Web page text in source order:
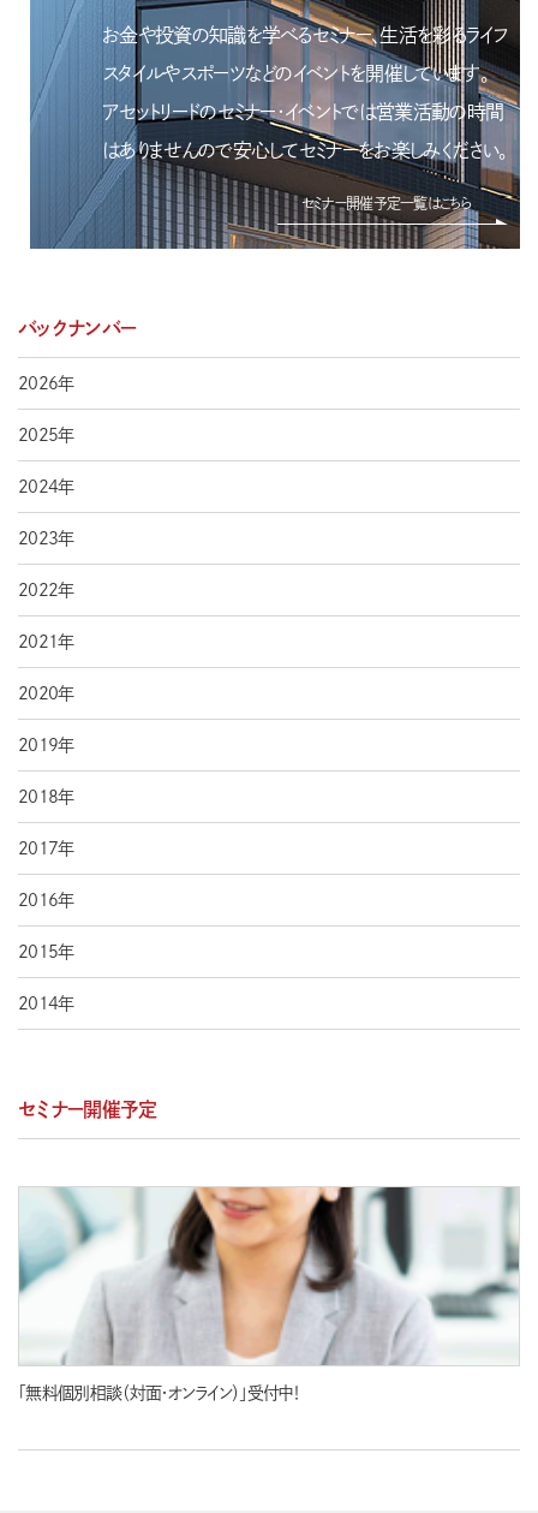
お金や投資の知識を学べるセミナー、生活を彩るライフ
スタイルやスポーツなどのイベントを開催しています。
アセットリードのセミナー・イベントでは営業活動の時間
はありませんので安心してセミナーをお楽しみください。
セミナー開催予定一覧はこちら
バックナンバー
2026年
2025年
2024年
2023年
2022年
2021年
2020年
2019年
2018年
2017年
2016年
2015年
2014年
セミナー開催予定
「無料個別相談（対面・オンライン）」受付中！